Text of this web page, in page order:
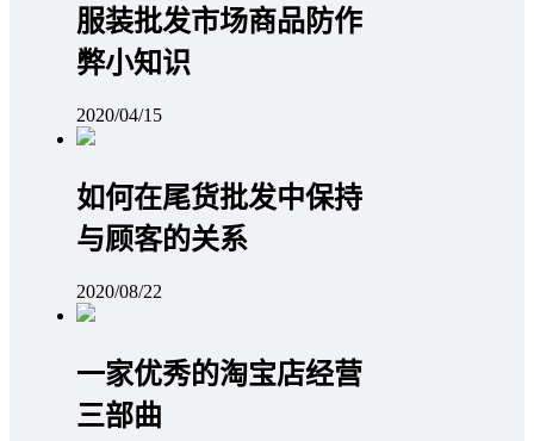
服装批发市场商品防作
弊小知识
2020/04/15
如何在尾货批发中保持
与顾客的关系
2020/08/22
一家优秀的淘宝店经营
三部曲